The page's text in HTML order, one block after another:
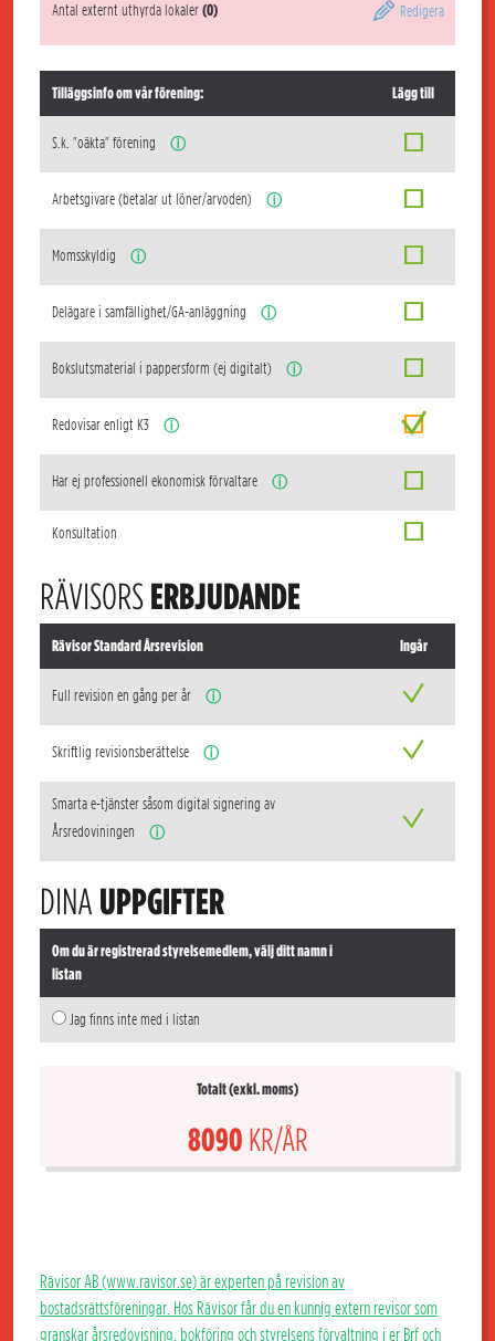
Antal externt uthyrda lokaler(0) Redigera
Tilläggsinfo om vår förening: Lägg till
S.k. "oäkta" förening ⓘ
Arbetsgivare (betalar ut löner/arvoden) ⓘ
Momsskyldig ⓘ
Delägare i samfällighet/GA-anläggning ⓘ
Bokslutsmaterial i pappersform (ej digitalt) ⓘ
Redovisar enligt K3 ⓘ
Har ej professionell ekonomisk förvaltare ⓘ
Konsultation
RÄVISORSERBJUDANDE
Rävisor Standard Årsrevision Ingår
Full revision en gång per år ⓘ
Skriftlig revisionsberättelse ⓘ
Smarta e-tjänster såsom digital signering av
Årsredoviningen
ⓘ
DINA UPPGIFTER
Om du är registrerad styrelsemedlem, välj ditt namn i
listan
Jag finns inte med i listan
Totalt (exkl. moms)
8090 KR/ÅR
Rävisor AB (www.ravisor.se) är experten på revision av
bostadsrättsföreningar. Hos Rävisor får du en kunnig extern revisor som
granskar årsredovisning, bokföring och styrelsens förvaltning i er Brf och